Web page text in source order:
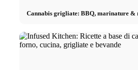
Cannabis grigliate: BBQ, marinature &